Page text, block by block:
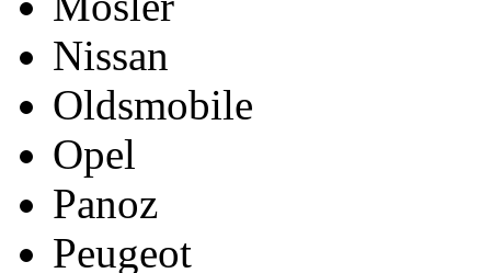
Nissan
Oldsmobile
Opel
Panoz
Peugeot